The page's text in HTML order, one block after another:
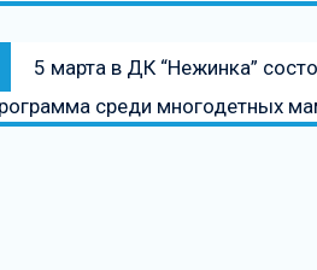
запись
5 марта в ДК “Нежинка”
среди многодетных